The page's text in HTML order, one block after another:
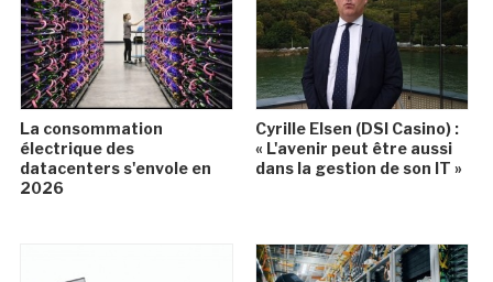
La consommation
électrique des
datacenters s'envole en
2026
Cyrille Elsen (DSI Casino) :
« L'avenir peut être aussi
dans la gestion de son IT »